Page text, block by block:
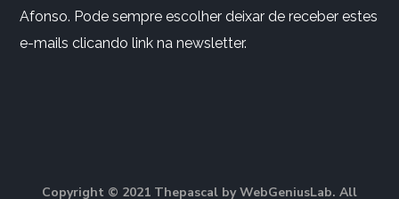
Afonso. Pode sempre escolher deixar de receber estes
e-mails clicando link na newsletter.
Copyright © 2021 Thepascal by WebGeniusLab. All